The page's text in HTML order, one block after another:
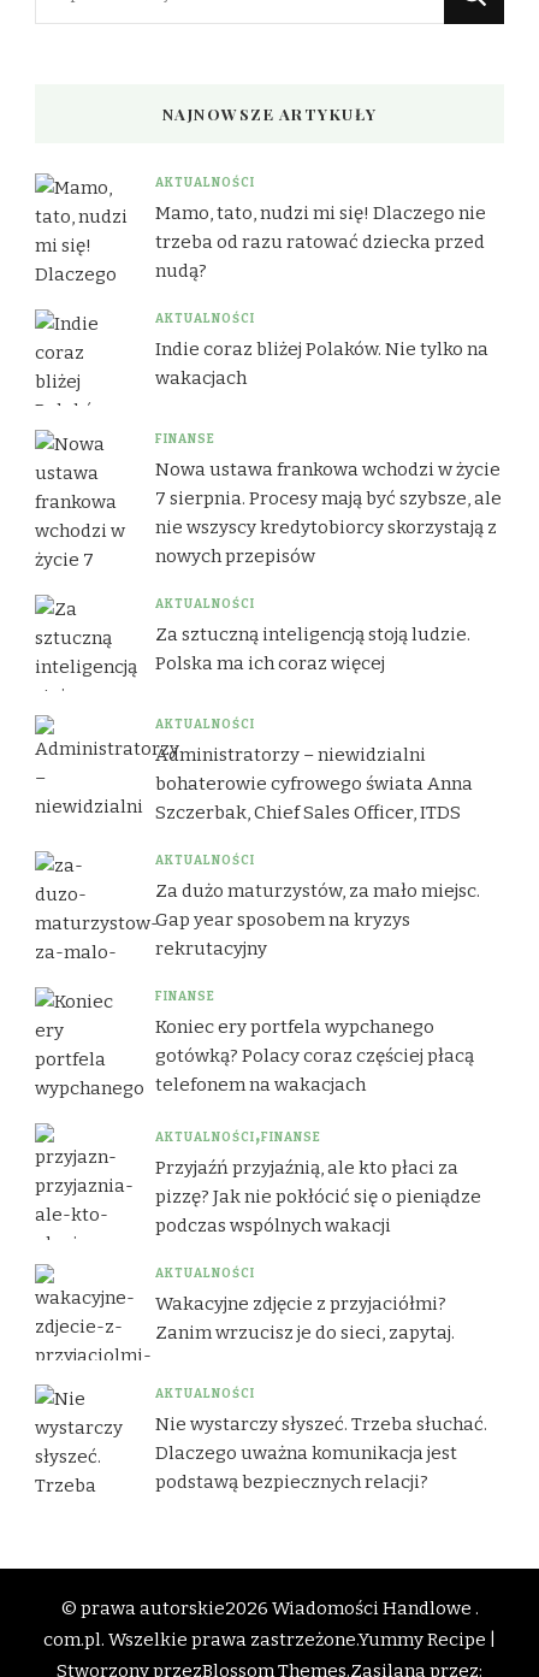
NAJNOWSZE ARTYKUŁY
AKTUALNOŚCI
Mamo, tato, nudzi mi się! Dlaczego nie
trzeba od razu ratować dziecka przed
nudą?
AKTUALNOŚCI
Indie coraz bliżej Polaków. Nie tylko na
wakacjach
FINANSE
Nowa ustawa frankowa wchodzi w życie
7 sierpnia. Procesy mają być szybsze, ale
nie wszyscy kredytobiorcy skorzystają z
nowych przepisów
AKTUALNOŚCI
Za sztuczną inteligencją stoją ludzie.
Polska ma ich coraz więcej
AKTUALNOŚCI
Administratorzy – niewidzialni
bohaterowie cyfrowego świata Anna
Szczerbak, Chief Sales Officer, ITDS
AKTUALNOŚCI
Za dużo maturzystów, za mało miejsc.
Gap year sposobem na kryzys
rekrutacyjny
FINANSE
Koniec ery portfela wypchanego
gotówką? Polacy coraz częściej płacą
telefonem na wakacjach
AKTUALNOŚCI FINANSE
Przyjaźń przyjaźnią, ale kto płaci za
pizzę? Jak nie pokłócić się o pieniądze
podczas wspólnych wakacji
AKTUALNOŚCI
Wakacyjne zdjęcie z przyjaciółmi?
Zanim wrzucisz je do sieci, zapytaj.
AKTUALNOŚCI
Nie wystarczy słyszeć. Trzeba słuchać.
Dlaczego uważna komunikacja jest
podstawą bezpiecznych relacji?
© prawa autorskie2026 Wiadomości Handlowe .
com.pl. Wszelkie prawa zastrzeżone.Yummy Recipe |
Stworzony przezBlossom Themes.Zasilana przez: